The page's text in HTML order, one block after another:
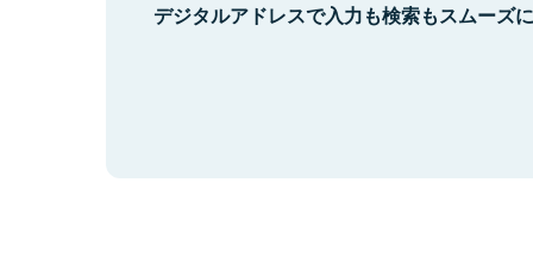
デジタルアドレスで入力も検索もスムーズ